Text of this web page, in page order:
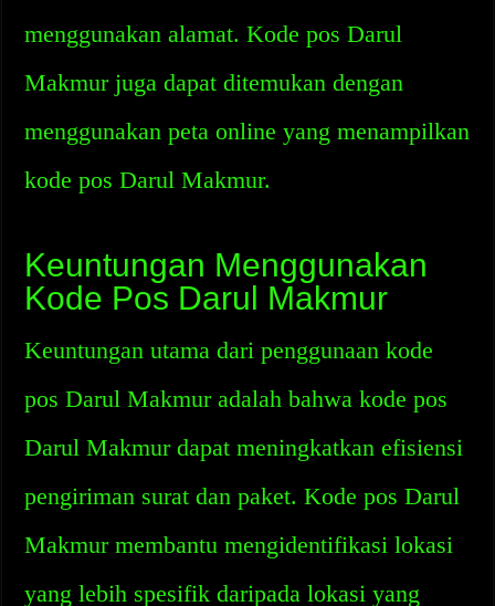
menggunakan alamat. Kode pos Darul
Makmur juga dapat ditemukan dengan
menggunakan peta online yang menampilkan
kode pos Darul Makmur.
Keuntungan Menggunakan
Kode Pos Darul Makmur
Keuntungan utama dari penggunaan kode
pos Darul Makmur adalah bahwa kode pos
Darul Makmur dapat meningkatkan efisiensi
pengiriman surat dan paket. Kode pos Darul
Makmur membantu mengidentifikasi lokasi
yang lebih spesifik daripada lokasi yang